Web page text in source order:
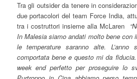
Tra gli outsider da tenere in
due portacolori del team Force India,
tra i costruttori insieme alla McLaren
In Malesia siamo andati molto bene con
le temperature saranno alte.
comportata bene e questo mi da
week end perfetto per proseguire lo